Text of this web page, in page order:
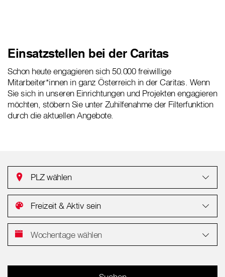
Einsatzstellen bei der Caritas
Schon heute engagieren sich 50.000 freiwillige
Mitarbeiter*innen in ganz Österreich in der Caritas. Wenn
Sie sich in unseren Einrichtungen und Projekten engagieren
möchten, stöbern Sie unter Zuhilfenahme der Filterfunktion
durch die aktuellen Angebote.
PLZ wählen
Freizeit & Aktiv sein
Wochentage wählen